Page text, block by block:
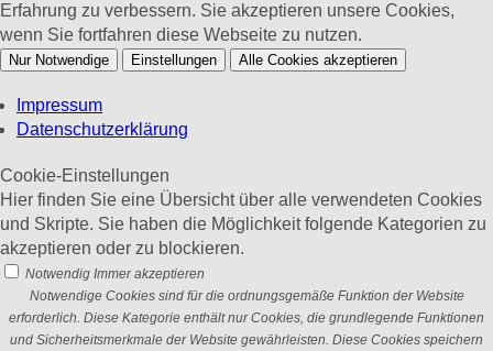
Erfahrung zu verbessern. Sie akzeptieren unsere Cookies,
wenn Sie fortfahren diese Webseite zu nutzen.
Nur Notwendige Einstellungen Alle Cookies akzeptieren
Impressum
Datenschutzerklärung
Cookie-Einstellungen
Hier finden Sie eine Übersicht über alle verwendeten Cookies
und Skripte. Sie haben die Möglichkeit folgende Kategorien zu
akzeptieren oder zu blockieren.
Notwendig Immer akzeptieren
Notwendige Cookies sind für die ordnungsgemäße Funktion der Website
erforderlich. Diese Kategorie enthält nur Cookies, die grundlegende Funktionen
und Sicherheitsmerkmale der Website gewährleisten. Diese Cookies speichern